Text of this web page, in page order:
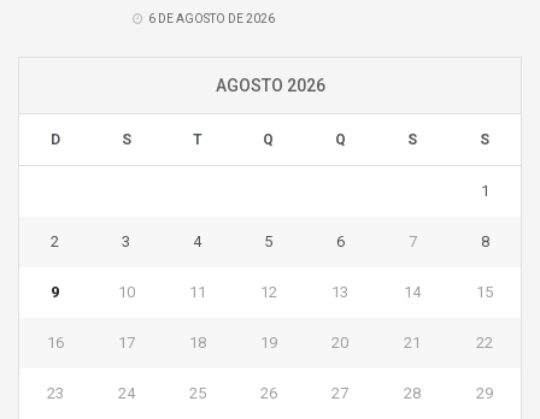
6 DE AGOSTO DE 2026
AGOSTO 2026
D S T Q Q S S
1
2 3 4 5 6 7 8
9 10 11 12 13 14 15
16 17 18 19 20 21 22
23 24 25 26 27 28 29